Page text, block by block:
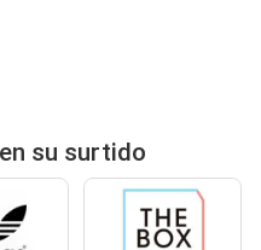
su surtido